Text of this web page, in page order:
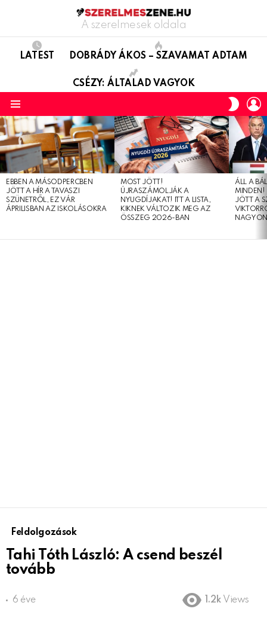
A szerelmesek oldala
LATEST DOBRÁDY ÁKOS – SZAVAMAT ADTAM
CSÉZY: ÁLTALAD VAGYOK
SKIN
LATEST
STORIES
EBBEN A MÁSODPERCBEN
JÖTT A HÍR A TAVASZI
SZÜNETRŐL, EZ VÁR
ÁPRILISBAN AZ ISKOLÁSOKRA
MOST JÖTT!
ÚJRASZÁMOLJÁK A
NYUGDÍJAKAT! ITT A LISTA,
KIKNEK VÁLTOZIK MEG AZ
ÖSSZEG 2026-BAN
ÁLL A
MINDEN!
JÖTT A
Feldolgozások
Tahi Tóth László: A csend beszél
tovább
6 éve 1.2k Views